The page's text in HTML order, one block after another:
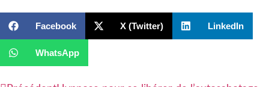
Facebook X (Twitter) LinkedIn
WhatsApp